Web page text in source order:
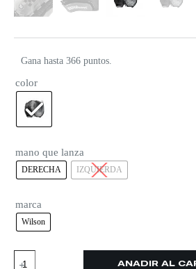
Gana hasta 366 puntos.
color
mano que lanza
DERECHA IZQUIERDA
marca
Wilson
AÑADIR AL